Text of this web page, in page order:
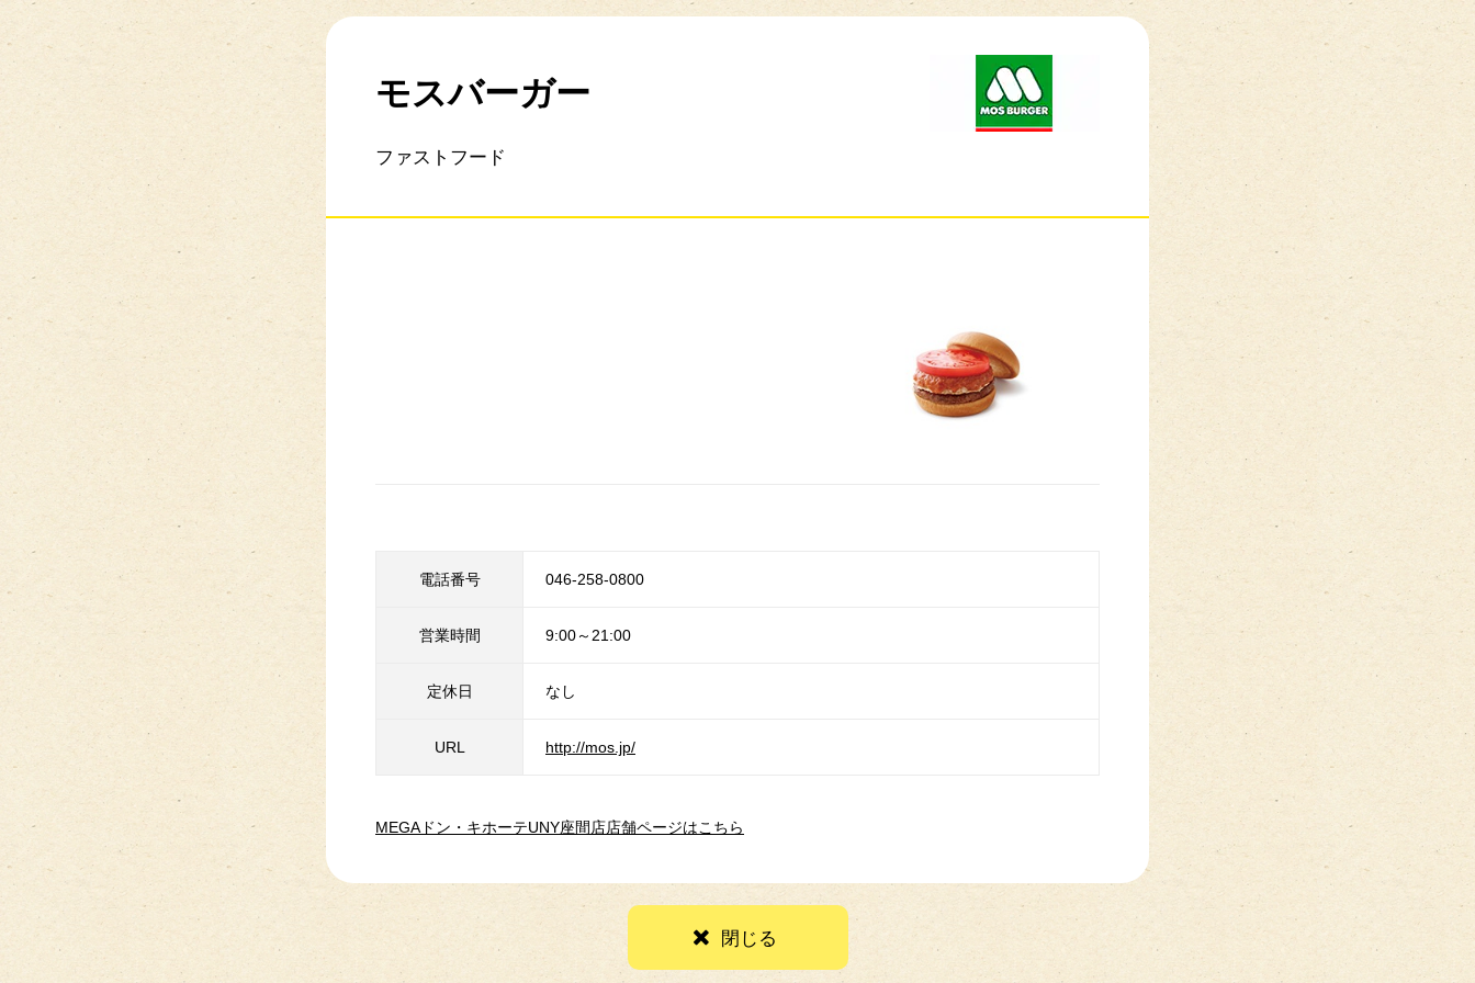
モスバーガー
ファストフード
電話番号 046-258-0800
営業時間 9:00～21:00
定休日 なし
URL http://mos.jp/
MEGAドン・キホーテUNY座間店店舗ページはこちら
閉じる